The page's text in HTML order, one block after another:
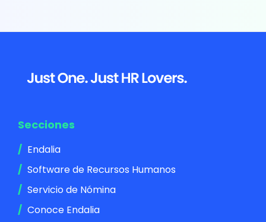
Footer
Secciones
Endalia
Software de Recursos Humanos
Servicio de Nómina
Conoce Endalia